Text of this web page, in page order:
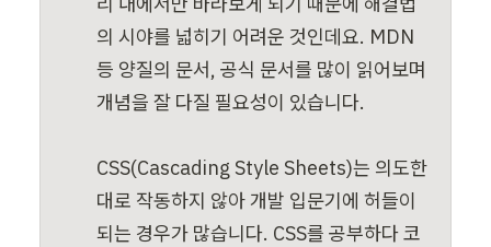
의 시야를 넓히기 어려운 것인데요. MDN
등 양질의 문서, 공식 문서를 많이 읽어보며
개념을 잘 다질 필요성이 있습니다.
CSS(Cascading Style Sheets)는 의도한
대로 작동하지 않아 개발 입문기에 허들이
되는 경우가 많습니다. CSS를 공부하다 코